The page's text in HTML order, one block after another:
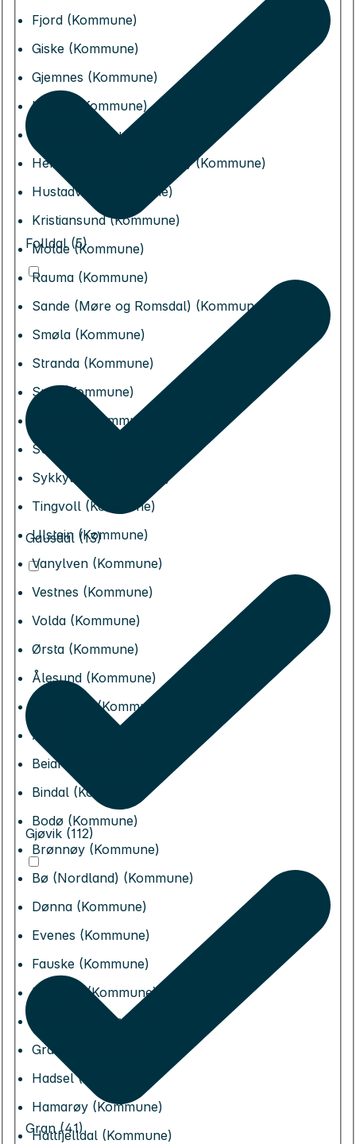
Fjord (Kommune)
Giske (Kommune)
Gjemnes (Kommune)
Haram (Kommune)
Hareid (Kommune)
Herøy (Møre og Romsdal) (Kommune)
Hustadvika (Kommune)
Kristiansund (Kommune)
Molde (Kommune)
Rauma (Kommune)
Sande (Møre og Romsdal) (Kommune)
Smøla (Kommune)
Stranda (Kommune)
Sula (Kommune)
Sunndal (Kommune)
Surnadal (Kommune)
Sykkylven (Kommune)
Tingvoll (Kommune)
Ulstein (Kommune)
Vanylven (Kommune)
Vestnes (Kommune)
Volda (Kommune)
Ørsta (Kommune)
Ålesund (Kommune)
Alstahaug (Kommune)
Andøy (Kommune)
Beiarn (Kommune)
Bindal (Kommune)
Bodø (Kommune)
Brønnøy (Kommune)
Bø (Nordland) (Kommune)
Dønna (Kommune)
Evenes (Kommune)
Fauske (Kommune)
Flakstad (Kommune)
Gildeskål (Kommune)
Grane (Kommune)
Hadsel (Kommune)
Hamarøy (Kommune)
Hattfjelldal (Kommune)
Folldal (5)
Gausdal (13)
Gjøvik (112)
Gran (41)